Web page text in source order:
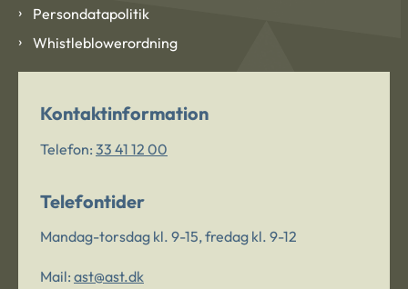
Persondatapolitik
Whistleblowerordning
Kontaktinformation
Telefon: 33 41 12 00
Telefontider
Mandag-torsdag kl. 9-15, fredag kl. 9-12
Mail: ast@ast.dk